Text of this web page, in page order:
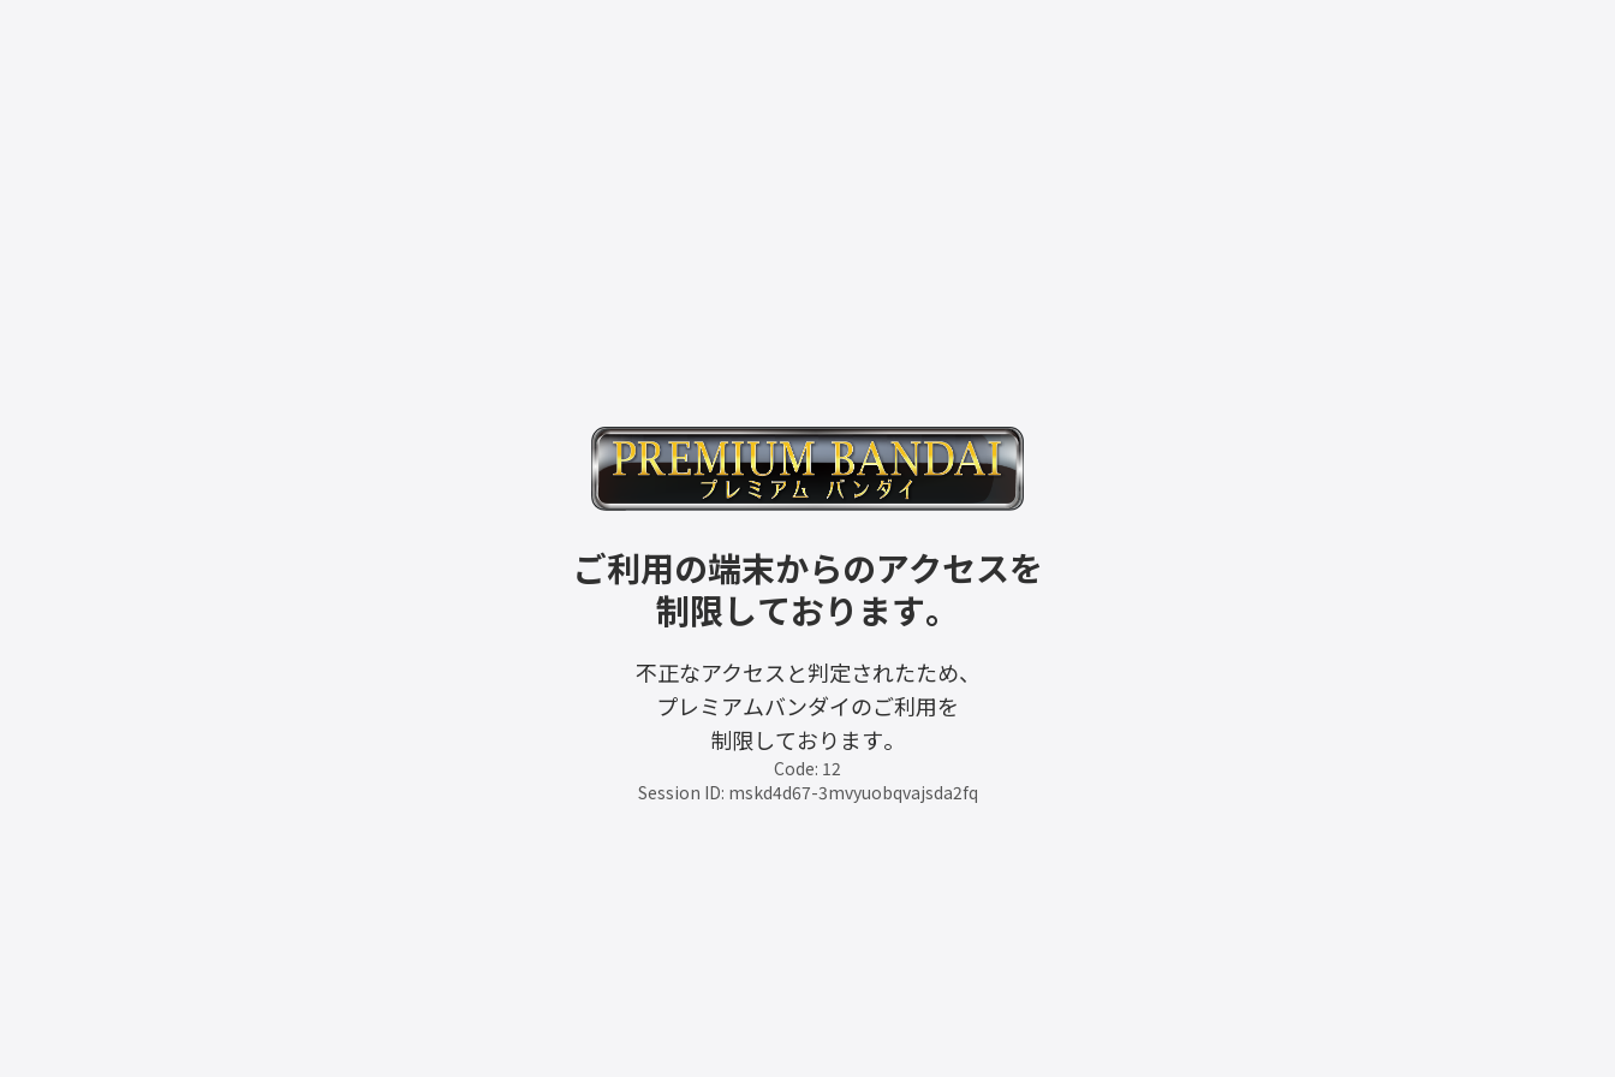
ご利用の端末からのアクセスを
制限しております。
不正なアクセスと判定されたため、
プレミアムバンダイのご利用を
制限しております。
Code: 12
Session ID: mskd4d67-3mvyuobqvajsda2fq